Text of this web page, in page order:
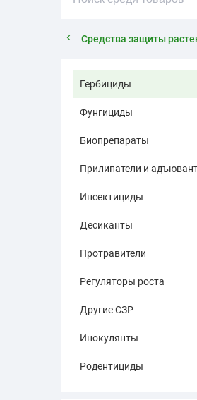
Средства защиты
Гербициды
Фунгициды
Биопрепараты
Прилипатели и
Инсектициды
Десиканты
Протравители
Регуляторы роста
Другие СЗР
Инокулянты
Родентициды